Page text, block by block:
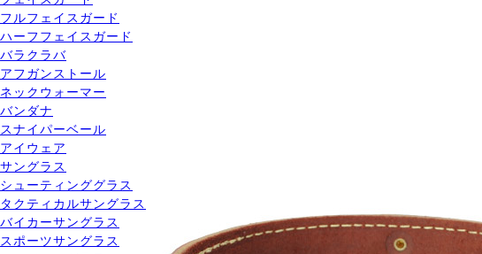
フルフェイスガード
ハーフフェイスガード
バラクラバ
アフガンストール
ネックウォーマー
バンダナ
スナイパーベール
アイウェア
サングラス
シューティンググラス
タクティカルサングラス
バイカーサングラス
スポーツサングラス